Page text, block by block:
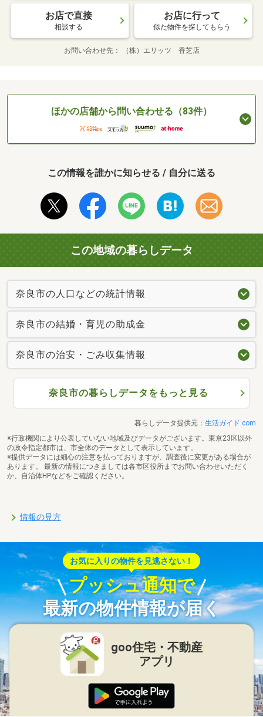
お店で直接
相談する
お店に行って
似た物件を探してもらう
お問い合わせ先 （株）エリッツ 香芝店
ほかの店舗から問い合わせる（83件）
この情報を誰かに知らせる / 自分に送る
この地域の暮らしデータ
奈良市の人口などの統計情報
奈良市の結婚・育児の助成金
奈良市の治安・ごみ収集情報
奈良市の暮らしデータをもっと見る
暮らしデータ提供元： 生活ガイド.com
※行政機関により公表していない地域及びデータがございます。東京23区以外
の政令指定都市は、市全体のデータとして表示しています。
※提供データには細心の注意を払っておりますが、調査後に変更がある場合が
あります。 最新の情報につきましては各市区役所までお問い合わせいただく
か、自治体HPなどをご確認ください。
情報の見方
お気に入りの物件を見逃さない！
プッシュ通知で
最新の物件情報が届く
goo住宅・不動産
アプリ